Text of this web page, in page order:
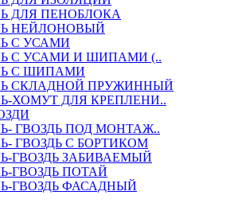
ДЛЯ ПЕНОБЛОКА
НЕЙЛОНОВЫЙ
С УСАМИ
С УСАМИ И ШИПАМИ (..
С ШИПАМИ
СКЛАДНОЙ ПРУЖИННЫЙ
ХОМУТ ДЛЯ КРЕПЛЕНИ..
ГВОЗДЬ ПОД МОНТАЖ..
ГВОЗДЬ С БОРТИКОМ
ГВОЗДЬ ЗАБИВАЕМЫЙ
ГВОЗДЬ ПОТАЙ
ГВОЗДЬ ФАСАДНЫЙ